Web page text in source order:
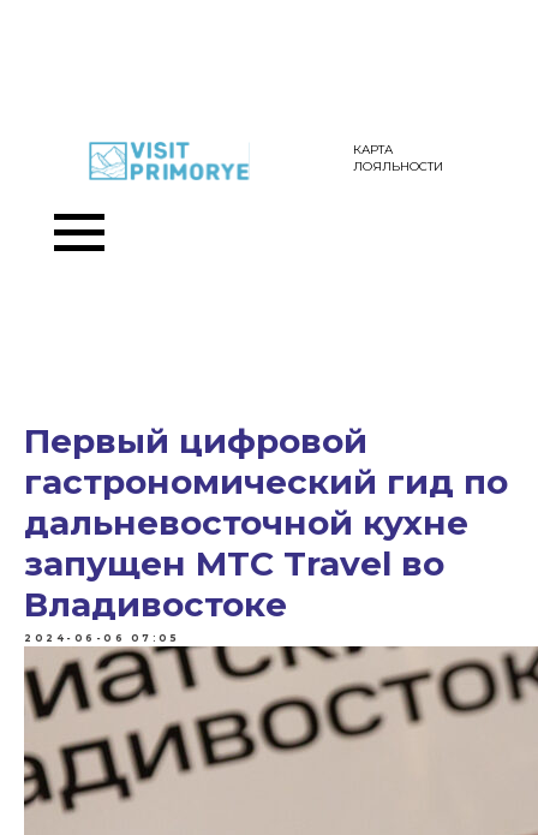
КАРТА
ЛОЯЛЬНОСТИ
Первый цифровой
гастрономический гид по
дальневосточной кухне
запущен МТС Travel во
Владивостоке
2024-06-06 07:05